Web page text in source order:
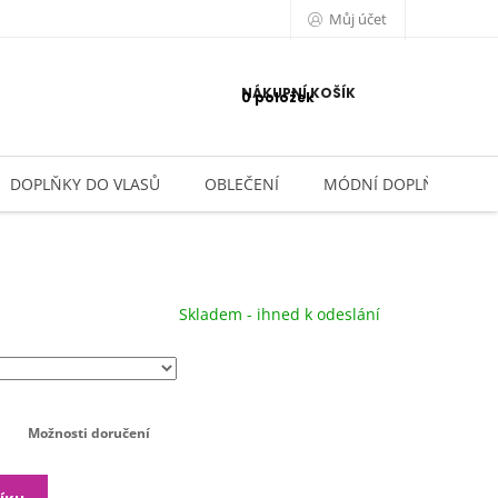
Můj účet
NÁKUPNÍ KOŠÍK
0 položek
DOPLŇKY DO VLASŮ OBLEČENÍ MÓDNÍ DOPLŇKY
Skladem - ihned k odeslání
Možnosti doručení